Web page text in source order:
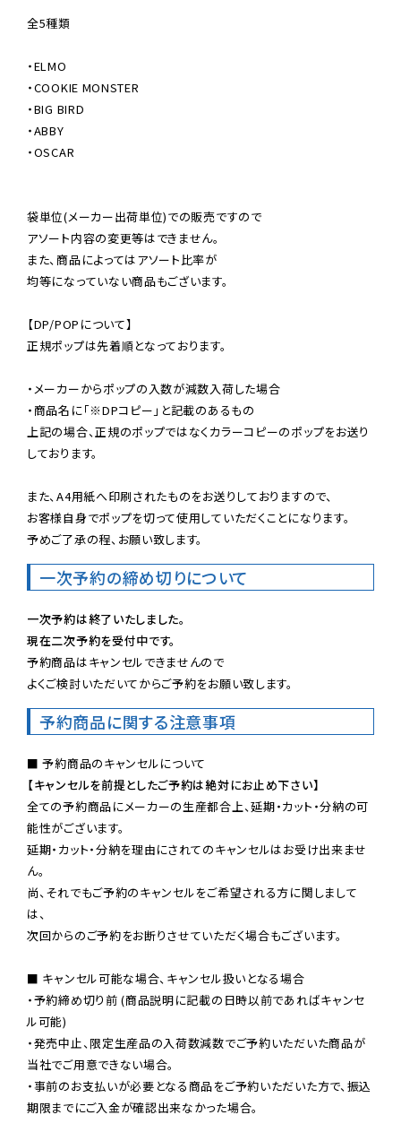
全5種類
・ELMO
・COOKIE MONSTER
・BIG BIRD
・ABBY
・OSCAR
袋単位(メーカー出荷単位)での販売ですので
アソート内容の変更等はできません。
また、商品によってはアソート比率が
均等になっていない商品もございます。
【DP/POPについて】
正規ポップは先着順となっております。
・メーカーからポップの入数が減数入荷した場合
・商品名に「※DPコピー」と記載のあるもの
上記の場合、正規のポップではなくカラーコピーのポップをお送り
しております。
また、A4用紙へ印刷されたものをお送りしておりますので、
お客様自身でポップを切って使用していただくことになります。
予めご了承の程、お願い致します。
一次予約の締め切りについて
一次予約は終了いたしました。
現在二次予約を受付中です。
予約商品はキャンセルできませんので
よくご検討いただいてからご予約をお願い致します。
予約商品に関する注意事項
【キャンセルを前提としたご予約は絶対にお止め下さい】
全ての予約商品にメーカーの生産都合上、延期・カット・分納の可
能性がございます。
延期・カット・分納を理由にされてのキャンセルはお受け出来ませ
ん。
尚、それでもご予約のキャンセルをご希望される方に関しまして
は、
次回からのご予約をお断りさせていただく場合もございます。
■ キャンセル可能な場合、キャンセル扱いとなる場合
・予約締め切り前 (商品説明に記載の日時以前であればキャンセ
ル可能)
・発売中止、限定生産品の入荷数減数でご予約いただいた商品が
当社でご用意できない場合。
・事前のお支払いが必要となる商品をご予約いただいた方で、振込
期限までにご入金が確認出来なかった場合。